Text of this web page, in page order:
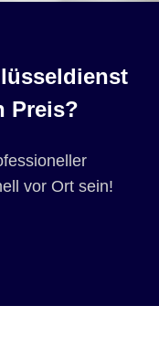
Preis?
vor Ort sein!